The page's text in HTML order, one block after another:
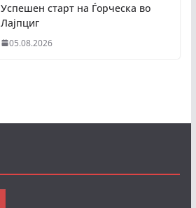
Успешен старт на Ѓорческа во
Лајпциг
05.08.2026